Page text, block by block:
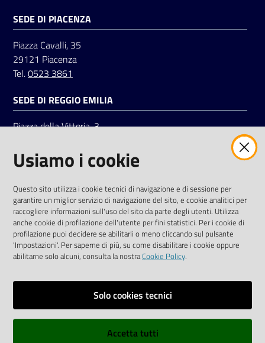
SEDE DI PIACENZA
Piazza Cavalli, 35
29121 Piacenza
Tel.0523 3861
SEDE DI REGGIO EMILIA
Piazza della Vittoria, 3
Tel.0522 7961
LinkedinFacebookInstagram
Informative e liberatorie privacy
Usiamo i cookie
Questo sito utilizza i cookie tecnici di navigazione e di sessione per
garantire un miglior servizio di navigazione del sito, e cookie analitici per
raccogliere informazioni sull'uso del sito da parte degli utenti. Utilizza
anche cookie di profilazione dell'utente per fini statistici. Per i cookie di
profilazione puoi decidere se abilitarli o meno cliccando sul pulsante
'Impostazioni'. Per saperne di più, su come disabilitare i cookie oppure
abilitarne solo alcuni, consulta la nostraCookie Policy.
Solo cookies tecnici
Accetta tutti